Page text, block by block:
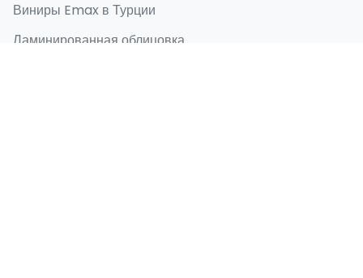
Виниры Emax в Турции
Ламинированная облицовка